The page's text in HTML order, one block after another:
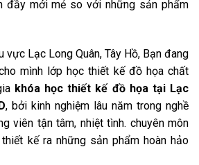
đầy mới mẻ so với những sản phẩm
vực Lạc Long Quân, Tây Hồ, Bạn đang
mình lớp học thiết kế đồ họa chất
khóa học thiết kế đồ họa tại Lạc
, bởi kinh nghiệm lâu năm trong nghề
viên tận tâm, nhiệt tình. chuyên môn
kế ra những sản phẩm hoàn hảo